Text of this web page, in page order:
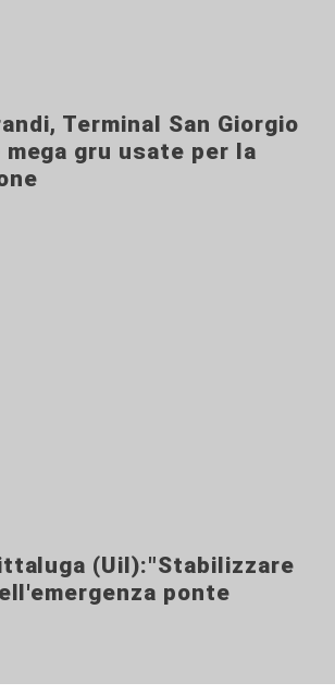
Terminal San Giorgio
mega gru usate per la
(Uil):"Stabilizzare
ponte